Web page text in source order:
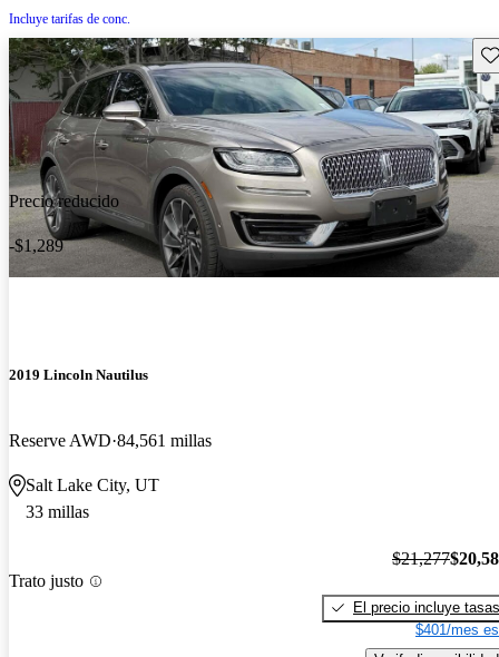
Incluye tarifas de conc.
Precio reducido
-$1,289
2019 Lincoln Nautilus
Reserve AWD 84,561 millas
Salt Lake City, UT
33 millas
Trato justo
$21,277
El precio incluye tasas
$401/mes